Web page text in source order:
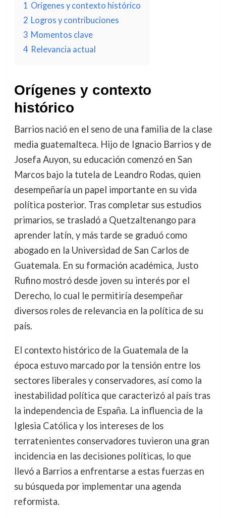
1 Orígenes y contexto histórico
2 Logros y contribuciones
3 Momentos clave
4 Relevancia actual
Orígenes y contexto
histórico
Barrios nació en el seno de una familia de la clase
media guatemalteca. Hijo de Ignacio Barrios y de
Josefa Auyon, su educación comenzó en San
Marcos bajo la tutela de Leandro Rodas, quien
desempeñaría un papel importante en su vida
política posterior. Tras completar sus estudios
primarios, se trasladó a Quetzaltenango para
aprender latín, y más tarde se graduó como
abogado en la Universidad de San Carlos de
Guatemala. En su formación académica, Justo
Rufino mostró desde joven su interés por el
Derecho, lo cual le permitiría desempeñar
diversos roles de relevancia en la política de su
país.
El contexto histórico de la Guatemala de la
época estuvo marcado por la tensión entre los
sectores liberales y conservadores, así como la
inestabilidad política que caracterizó al país tras
la independencia de España. La influencia de la
Iglesia Católica y los intereses de los
terratenientes conservadores tuvieron una gran
incidencia en las decisiones políticas, lo que
llevó a Barrios a enfrentarse a estas fuerzas en
su búsqueda por implementar una agenda
reformista.